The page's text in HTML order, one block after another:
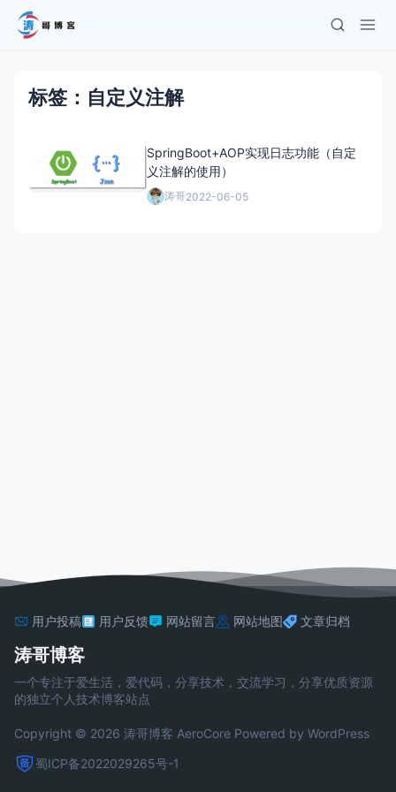
标签：自定义注解
SpringBoot+AOP实现日志功能（自定
义注解的使用）
涛哥2022-06-05
用户投稿 用户反馈 网站留言 网站地图 文章归档
涛哥博客
一个专注于爱生活，爱代码，分享技术，交流学习，分享优质资源
的独立个人技术博客站点
Copyright © 2026 涛哥博客 AeroCore Powered by WordPress
蜀ICP备2022029265号-1